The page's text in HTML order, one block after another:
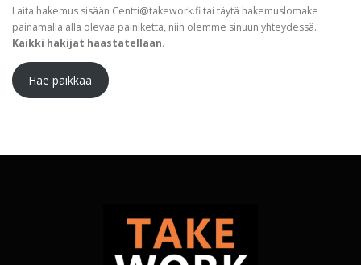
Laita hakemus sisään Centti@takework.fi tai täytä hakemuslomake
painamalla alla olevaa painiketta, niin olemme sinuun yhteydessä.
Kaikki hakijat haastatellaan.
Hae paikkaa